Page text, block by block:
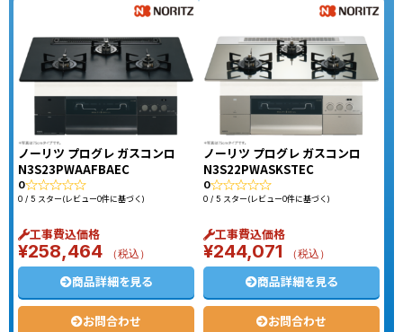
ノーリツ プログレ ガスコンロ
N3S23PWAAFBAEC
0
0 / 5 スター(レビュー0件に基づく)
工事費込価格
¥258,464 （税込）
商品詳細を見る
お問合わせ
ノーリツ プログレ ガスコンロ
N3S22PWASKSTEC
0
0 / 5 スター(レビュー0件に基づく)
工事費込価格
¥244,071 （税込）
商品詳細を見る
お問合わせ